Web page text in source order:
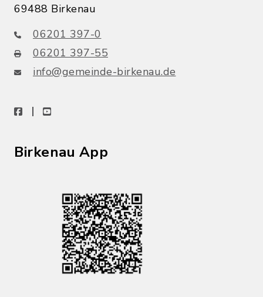
69488 Birkenau
06201 397-0
06201 397-55
info@gemeinde-birkenau.de
facebookyoutube
Birkenau App